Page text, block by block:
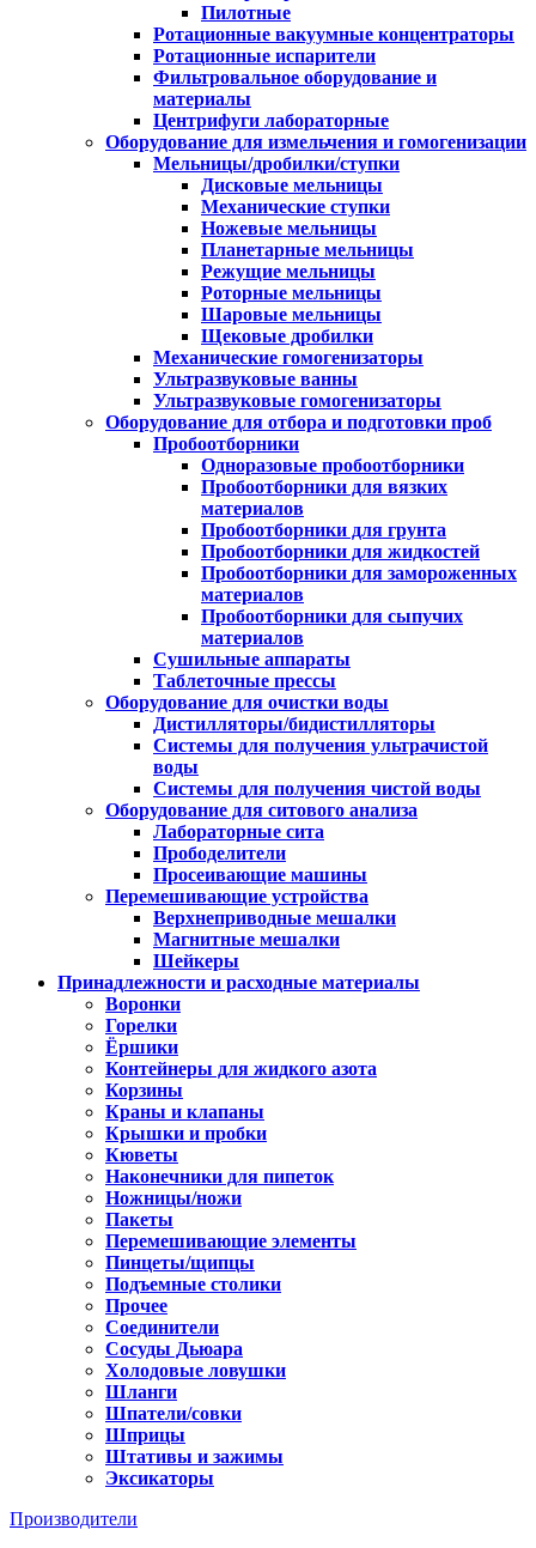
Пилотные
Ротационные вакуумные концентраторы
Ротационные испарители
Фильтровальное оборудование и
материалы
Центрифуги лабораторные
Оборудование для измельчения и гомогенизации
Мельницы/дробилки/ступки
Дисковые мельницы
Механические ступки
Ножевые мельницы
Планетарные мельницы
Режущие мельницы
Роторные мельницы
Шаровые мельницы
Щековые дробилки
Механические гомогенизаторы
Ультразвуковые ванны
Ультразвуковые гомогенизаторы
Оборудование для отбора и подготовки проб
Пробоотборники
Одноразовые пробоотборники
Пробоотборники для вязких
материалов
Пробоотборники для грунта
Пробоотборники для жидкостей
Пробоотборники для замороженных
материалов
Пробоотборники для сыпучих
материалов
Сушильные аппараты
Таблеточные прессы
Оборудование для очистки воды
Дистилляторы/бидистилляторы
Системы для получения ультрачистой
воды
Системы для получения чистой воды
Оборудование для ситового анализа
Лабораторные сита
Прободелители
Просеивающие машины
Перемешивающие устройства
Верхнеприводные мешалки
Магнитные мешалки
Шейкеры
Принадлежности и расходные материалы
Воронки
Горелки
Ёршики
Контейнеры для жидкого азота
Корзины
Краны и клапаны
Крышки и пробки
Кюветы
Наконечники для пипеток
Ножницы/ножи
Пакеты
Перемешивающие элементы
Пинцеты/щипцы
Подъемные столики
Прочее
Соединители
Сосуды Дьюара
Холодовые ловушки
Шланги
Шпатели/совки
Шприцы
Штативы и зажимы
Эксикаторы
Производители